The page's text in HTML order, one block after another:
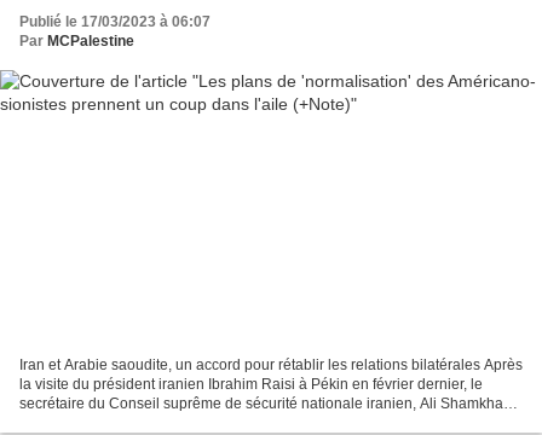
Publié le 17/03/2023 à 06:07
Par MCPalestine
Iran et Arabie saoudite, un accord pour rétablir les relations bilatérales Après
la visite du président iranien Ibrahim Raisi à Pékin en février dernier, le
secrétaire du Conseil suprême de sécurité nationale iranien, Ali Shamkhani,